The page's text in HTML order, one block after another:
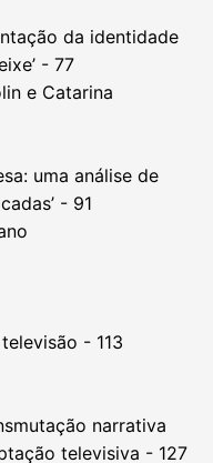
através da
Brasil - 59
- 77
- 91